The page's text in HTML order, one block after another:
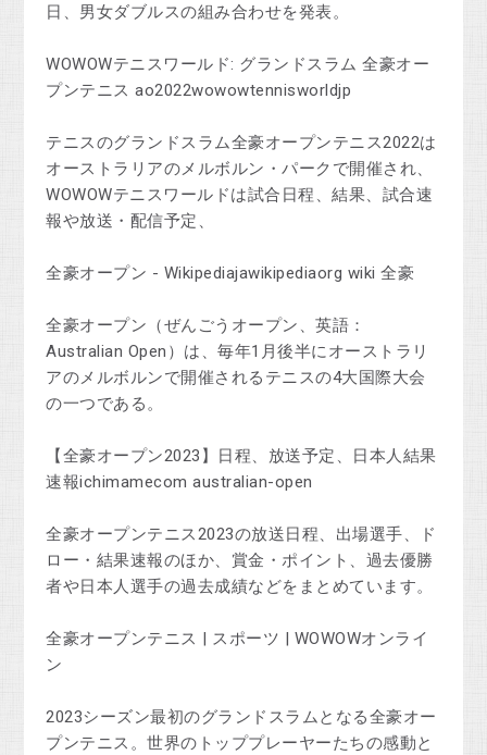
日、男女ダブルスの組み合わせを発表。
WOWOWテニスワールド: グランドスラム 全豪オー
プンテニス ao2022wowowtennisworldjp
テニスのグランドスラム全豪オープンテニス2022は
オーストラリアのメルボルン・パークで開催され、
WOWOWテニスワールドは試合日程、結果、試合速
報や放送・配信予定、
全豪オープン - Wikipediajawikipediaorg wiki 全豪
全豪オープン（ぜんごうオープン、英語：
Australian Open）は、毎年1月後半にオーストラリ
アのメルボルンで開催されるテニスの4大国際大会
の一つである。
【全豪オープン2023】日程、放送予定、日本人結果
速報ichimamecom australian-open
全豪オープンテニス2023の放送日程、出場選手、ド
ロー・結果速報のほか、賞金・ポイント、過去優勝
者や日本人選手の過去成績などをまとめています。
全豪オープンテニス | スポーツ | WOWOWオンライ
ン
2023シーズン最初のグランドスラムとなる全豪オー
プンテニス。世界のトッププレーヤーたちの感動と